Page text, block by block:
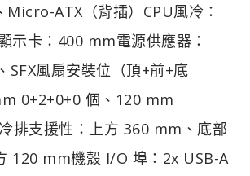
Micro-ATX（背插）CPU風冷：
示卡：400 mm電源供應器：
SFX風扇安裝位（頂+前+底
0+2+0+0 個、120 mm
排支援性：上方 360 mm、底部
120 mm機殼 I/O 埠：2x USB-A